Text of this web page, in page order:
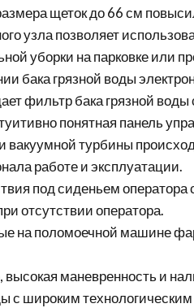
щеток до 66 см
узла позволяет
уборки на парковке или
бака грязной воды
фильтр бака грязной
понятная панель
вакуумной турбины
работе и эксплуатации.
под сиденьем
отсутствии оператора.
на поломоечной машине
высокая маневренность и
с широким